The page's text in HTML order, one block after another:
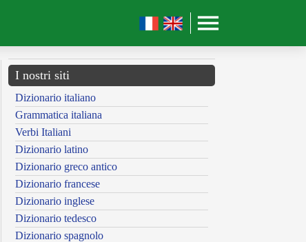
I nostri siti
Dizionario italiano
Grammatica italiana
Verbi Italiani
Dizionario latino
Dizionario greco antico
Dizionario francese
Dizionario inglese
Dizionario tedesco
Dizionario spagnolo